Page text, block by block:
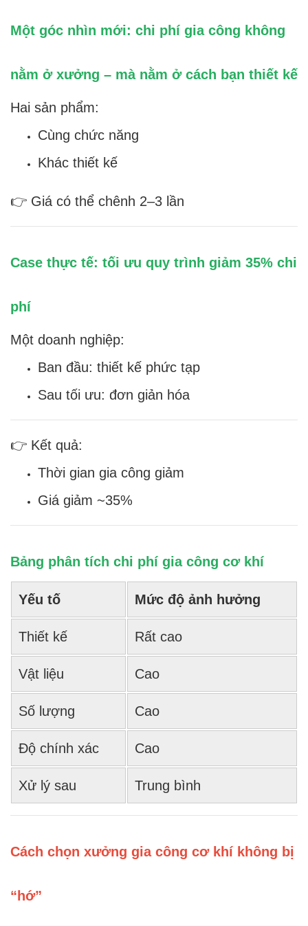
Một góc nhìn mới: chi phí gia công không
nằm ở xưởng – mà nằm ở cách bạn thiết kế
Hai sản phẩm:
Cùng chức năng
Khác thiết kế
👉 Giá có thể chênh 2–3 lần
Case thực tế: tối ưu quy trình giảm 35% chi
phí
Một doanh nghiệp:
Ban đầu: thiết kế phức tạp
Sau tối ưu: đơn giản hóa
👉 Kết quả:
Thời gian gia công giảm
Giá giảm ~35%
Bảng phân tích chi phí gia công cơ khí
Yếu tố Mức độ ảnh hưởng
Thiết kế Rất cao
Vật liệu Cao
Số lượng Cao
Độ chính xác Cao
Xử lý sau Trung bình
Cách chọn xưởng gia công cơ khí không bị
“hớ”